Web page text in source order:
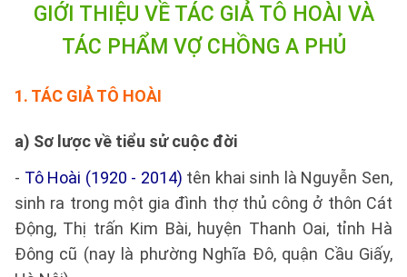
GIỚI THIỆU VỀ TÁC GIẢ TÔ HOÀI VÀ
TÁC PHẨM VỢ CHỒNG A PHỦ
1. TÁC GIẢ TÔ HOÀI
a) Sơ lược về tiểu sử cuộc đời
- Tô Hoài (1920 - 2014) tên khai sinh là Nguyễn Sen,
sinh ra trong một gia đình thợ thủ công ở thôn Cát
Động, Thị trấn Kim Bài, huyện Thanh Oai, tỉnh Hà
Đông cũ (nay là phường Nghĩa Đô, quận Cầu Giấy,